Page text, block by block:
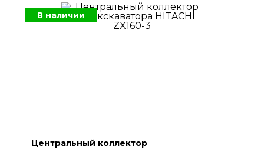
В наличии
Центральный коллектор